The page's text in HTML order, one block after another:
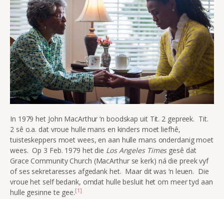
In 1979 het John MacArthur ‘n boodskap uit Tit. 2 gepreek. Tit.
2 sê o.a. dat vroue hulle mans en kinders moet liefhê,
tuisteskeppers moet wees, en aan hulle mans onderdanig moet
wees. Op 3 Feb. 1979 het die Los Angeles Times gesê dat
Grace Community Church (MacArthur se kerk) ná die preek vyf
of ses sekretaresses afgedank het. Maar dit was ‘n leuen. Die
vroue het self bedank, omdat hulle besluit het om meer tyd aan
hulle gesinne te gee.[1]